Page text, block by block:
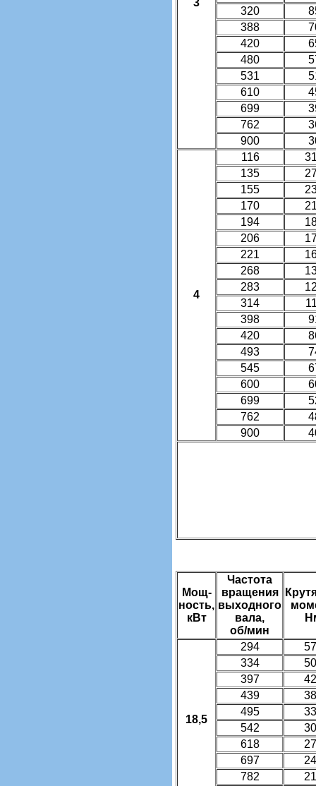
3
320
388
420
480
531
610
699
762
900
4
116
135
155
170
194
206
221
268
283
314
398
420
493
545
600
699
762
900
Мощ-
ность,
кВт
Частота
вращения
выходного
вала,
об/мин
18,5
294
334
397
439
495
542
618
697
782